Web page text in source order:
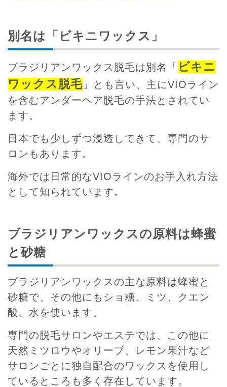
別名は「ビキニワックス」
ブラジリアンワックス脱毛は別名「 ビキニ
ワックス脱毛 」とも言い、主にVIOライン
を含むアンダーヘア脱毛の手法とされてい
ます。
日本でも少しずつ浸透してきて、専門のサ
ロンもあります。
海外では日常的なVIOラインのお手入れ方法
として知られています。
ブラジリアンワックスの原料は蜂蜜
と砂糖
ブラジリアンワックスの主な原料は蜂蜜と
砂糖で、その他にもショ糖、ミツ、クエン
酸、水を使います。
専門の脱毛サロンやエステでは、この他に
天然ミツロウやオリーブ、レモン果汁など
サロンごとに独自配合のワックスを使用し
ているところも多く存在しています。